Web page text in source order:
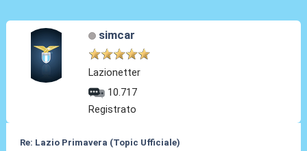
simcar
Lazionetter
10.717
Registrato
Re: Lazio Primavera (Topic Ufficiale)